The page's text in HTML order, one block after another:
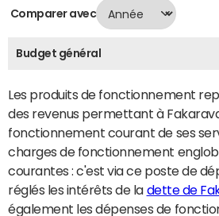
Comparer avec
Budget général
Les produits de fonctionnement
des revenus permettant à
fonctionnement courant de ses
charges de fonctionnement
courantes : c'est via ce poste de
réglés les intérêts de la dette de
également les dépenses de